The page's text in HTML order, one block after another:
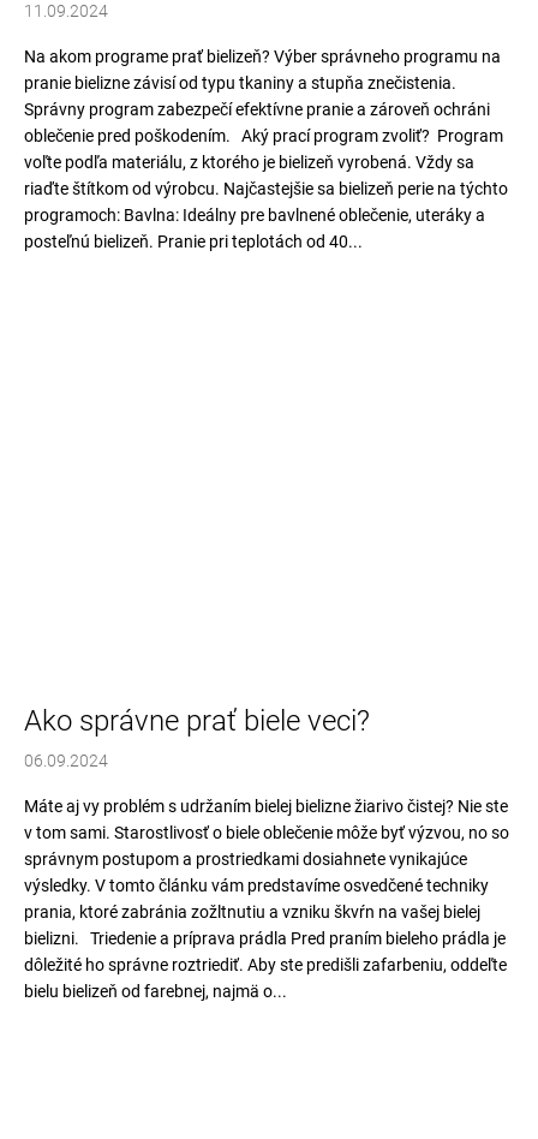
11.09.2024
Na akom programe prať bielizeň? Výber správneho programu na
pranie bielizne závisí od typu tkaniny a stupňa znečistenia.
Správny program zabezpečí efektívne pranie a zároveň ochráni
oblečenie pred poškodením. Aký prací program zvoliť? Program
voľte podľa materiálu, z ktorého je bielizeň vyrobená. Vždy sa
riaďte štítkom od výrobcu. Najčastejšie sa bielizeň perie na týchto
programoch: Bavlna: Ideálny pre bavlnené oblečenie, uteráky a
posteľnú bielizeň. Pranie pri teplotách od 40...
Ako správne prať biele veci?
06.09.2024
Máte aj vy problém s udržaním bielej bielizne žiarivo čistej? Nie ste
v tom sami. Starostlivosť o biele oblečenie môže byť výzvou, no so
správnym postupom a prostriedkami dosiahnete vynikajúce
výsledky. V tomto článku vám predstavíme osvedčené techniky
prania, ktoré zabránia zožltnutiu a vzniku škvŕn na vašej bielej
bielizni. Triedenie a príprava prádla Pred praním bieleho prádla je
dôležité ho správne roztriediť. Aby ste predišli zafarbeniu, oddeľte
bielu bielizeň od farebnej, najmä o...